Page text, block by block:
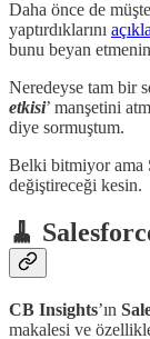
Daha önce de
yaptırdıklarını
bunu beyan
Neredeyse tam bir
etkisi’ manşetini
diye sormuştum.
Belki bitmiyor ama
değiştireceği kesin.
🧹
CB Insights’ın
makalesi ve